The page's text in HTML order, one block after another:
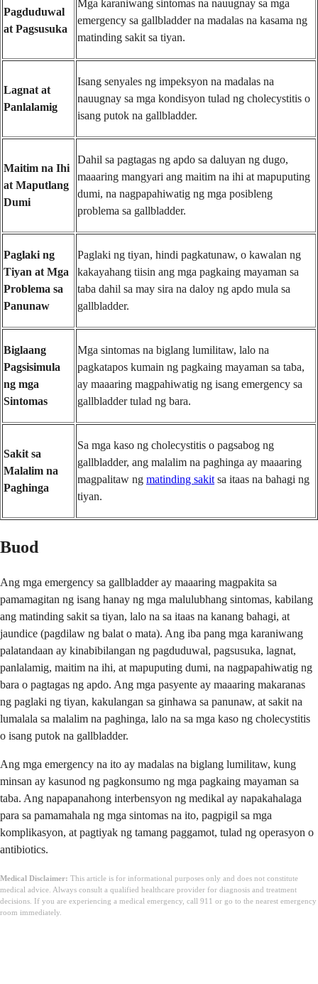
Pagduduwal
at Pagsusuka
Mga karaniwang sintomas na nauugnay sa mga
emergency sa gallbladder na madalas na kasama ng
matinding sakit sa tiyan.
Lagnat at
Panlalamig
Isang senyales ng impeksyon na madalas na
nauugnay sa mga kondisyon tulad ng cholecystitis o
isang putok na gallbladder.
Maitim na Ihi
at Maputlang
Dumi
Dahil sa pagtagas ng apdo sa daluyan ng dugo,
maaaring mangyari ang maitim na ihi at mapuputing
dumi, na nagpapahiwatig ng mga posibleng
problema sa gallbladder.
Paglaki ng
Tiyan at Mga
Problema sa
Panunaw
Paglaki ng tiyan, hindi pagkatunaw, o kawalan ng
kakayahang tiisin ang mga pagkaing mayaman sa
taba dahil sa may sira na daloy ng apdo mula sa
gallbladder.
Biglaang
Pagsisimula
ng mga
Sintomas
Mga sintomas na biglang lumilitaw, lalo na
pagkatapos kumain ng pagkaing mayaman sa taba,
ay maaaring magpahiwatig ng isang emergency sa
gallbladder tulad ng bara.
Sakit sa
Malalim na
Paghinga
Sa mga kaso ng cholecystitis o pagsabog ng
gallbladder, ang malalim na paghinga ay maaaring
magpalitaw ng matinding sakit sa itaas na bahagi ng
tiyan.
Buod
Ang mga emergency sa gallbladder ay maaaring magpakita sa
pamamagitan ng isang hanay ng mga malulubhang sintomas, kabilang
ang matinding sakit sa tiyan, lalo na sa itaas na kanang bahagi, at
jaundice (pagdilaw ng balat o mata). Ang iba pang mga karaniwang
palatandaan ay kinabibilangan ng pagduduwal, pagsusuka, lagnat,
panlalamig, maitim na ihi, at mapuputing dumi, na nagpapahiwatig ng
bara o pagtagas ng apdo. Ang mga pasyente ay maaaring makaranas
ng paglaki ng tiyan, kakulangan sa ginhawa sa panunaw, at sakit na
lumalala sa malalim na paghinga, lalo na sa mga kaso ng cholecystitis
o isang putok na gallbladder.
Ang mga emergency na ito ay madalas na biglang lumilitaw, kung
minsan ay kasunod ng pagkonsumo ng mga pagkaing mayaman sa
taba. Ang napapanahong interbensyon ng medikal ay napakahalaga
para sa pamamahala ng mga sintomas na ito, pagpigil sa mga
komplikasyon, at pagtiyak ng tamang paggamot, tulad ng operasyon o
antibiotics.
Medical Disclaimer: This article is for informational purposes only and does not constitute
medical advice. Always consult a qualified healthcare provider for diagnosis and treatment
decisions. If you are experiencing a medical emergency, call 911 or go to the nearest emergency
room immediately.